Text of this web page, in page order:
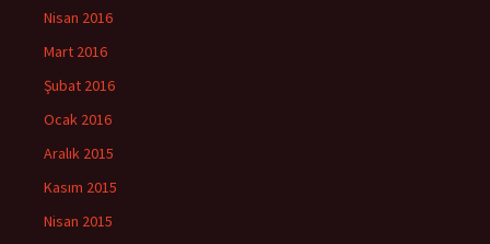
Nisan 2016
Mart 2016
Şubat 2016
Ocak 2016
Aralık 2015
Kasım 2015
Nisan 2015